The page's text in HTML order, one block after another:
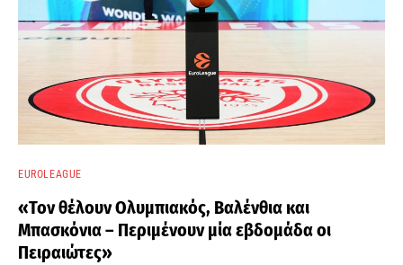
EUROLEAGUE
«Τον θέλουν Ολυμπιακός, Βαλένθια και
Μπασκόνια – Περιμένουν μία εβδομάδα οι
Πειραιώτες»